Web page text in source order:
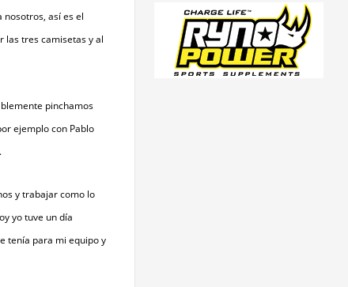
nosotros, así es el
las tres camisetas y al
pinchamos
ejemplo con Pablo
y trabajar como lo
yo tuve un día
tenía para mi equipo y